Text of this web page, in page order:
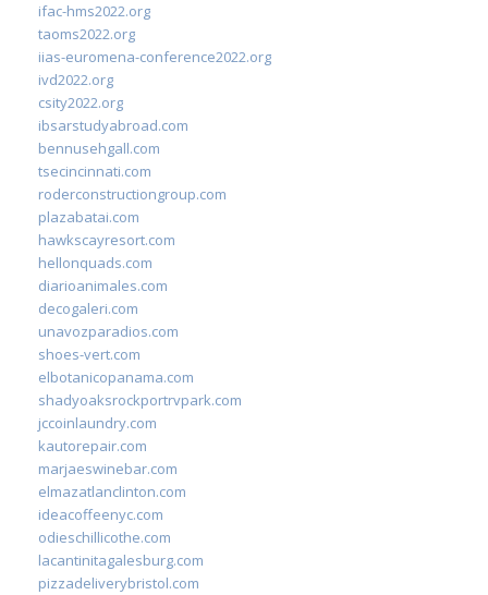
ifac-hms2022.org
taoms2022.org
iias-euromena-conference2022.org
ivd2022.org
csity2022.org
ibsarstudyabroad.com
bennusehgall.com
tsecincinnati.com
roderconstructiongroup.com
plazabatai.com
hawkscayresort.com
hellonquads.com
diarioanimales.com
decogaleri.com
unavozparadios.com
shoes-vert.com
elbotanicopanama.com
shadyoaksrockportrvpark.com
jccoinlaundry.com
kautorepair.com
marjaeswinebar.com
elmazatlanclinton.com
ideacoffeenyc.com
odieschillicothe.com
lacantinitagalesburg.com
pizzadeliverybristol.com